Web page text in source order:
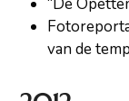
van de